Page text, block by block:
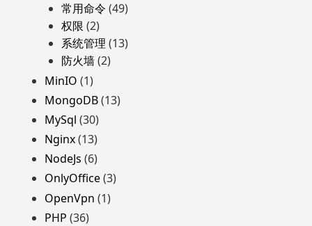
常用命令 (49)
权限 (2)
系统管理 (13)
防火墙(2)
MinIO (1)
MongoDB(13)
MySql (30)
Nginx(13)
NodeJs (6)
OnlyOffice(3)
OpenVpn (1)
PHP (36)